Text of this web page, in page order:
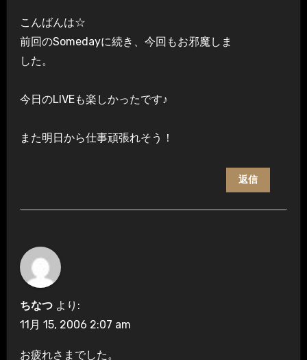
こんばんは☆
前回のSomedayに続き、今回もお邪魔しま
した。
今日のLIVEも楽しかったです♪
また明日から仕事頑張れそう！
返信
ちなつ より:
11月 15, 2006 2:07 am
お疲れさまでした。